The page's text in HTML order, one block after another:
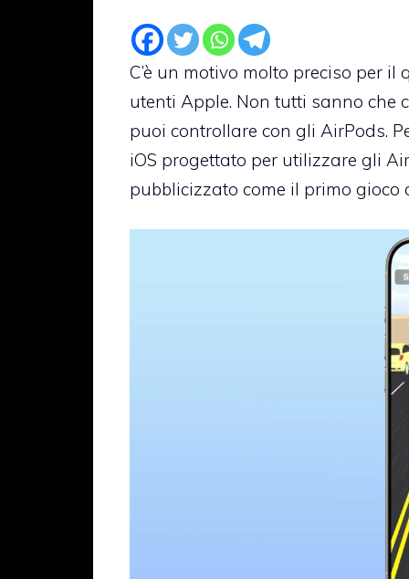
C’è un motivo molto preciso per il
utenti Apple. Non tutti sanno che
puoi controllare con gli AirPods.
iOS progettato per utilizzare gli
pubblicizzato come il primo